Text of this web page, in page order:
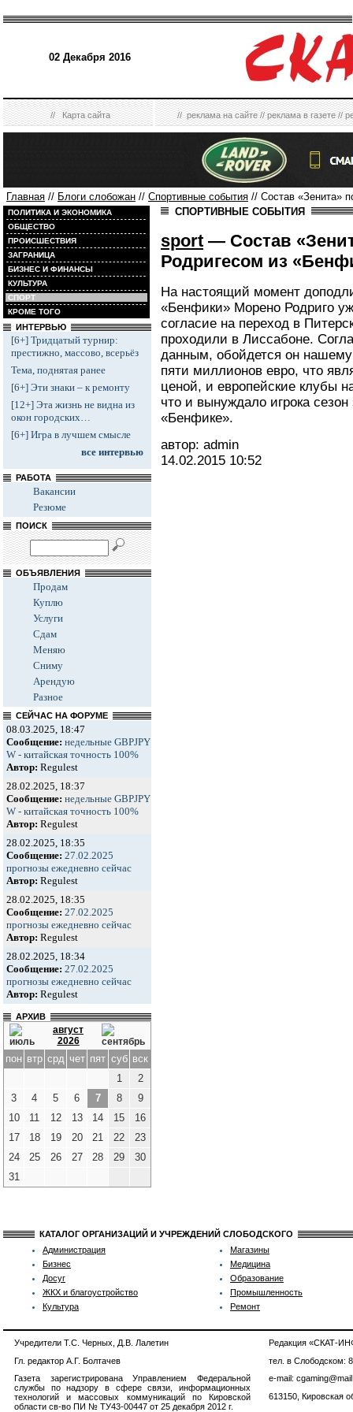
02 Декабря 2016
//Карта сайта //реклама на сайте//реклама в газете//
Главная // Блоги слобожан // Спортивные события // Состав «Зенита»
ПОЛИТИКА И ЭКОНОМИКА
ОБЩЕСТВО
ПРОИСШЕСТВИЯ
ЗАГРАНИЦА
БИЗНЕС И ФИНАНСЫ
КУЛЬТУРА
СПОРТ
КРОМЕ ТОГО
ИНТЕРВЬЮ
[6+] Тридцатый турнир:
престижно, массово, всерьёз
Тема, поднятая ранее
[6+] Эти знаки – к ремонту
[12+] Эта жизнь не видна из
окон городских…
[6+] Игра в лучшем смысле
все интервью
РАБОТА
Вакансии
Резюме
ПОИСК
ОБЪЯВЛЕНИЯ
Продам
Куплю
Услуги
Сдам
Меняю
Сниму
Арендую
Разное
СЕЙЧАС НА ФОРУМЕ
08.03.2025, 18:47
Сообщение: недельные GBPJPY
W - китайская точность 100%
Автор: Regulest
28.02.2025, 18:37
Сообщение: недельные GBPJPY
W - китайская точность 100%
Автор: Regulest
28.02.2025, 18:35
Сообщение: 27.02.2025
прогнозы ежедневно сейчас
Автор: Regulest
28.02.2025, 18:35
Сообщение: 27.02.2025
прогнозы ежедневно сейчас
Автор: Regulest
28.02.2025, 18:34
Сообщение: 27.02.2025
прогнозы ежедневно сейчас
Автор: Regulest
АРХИВ
август
2026
пон втр срд чет пят суб вск
1
2
3
4 5 6 7 8
9
10
11 12 13 14 15
16
17
18 19 20 21 22
23
24
25 26 27 28 29
30
31
СПОРТИВНЫЕ СОБЫТИЯ
sport — Состав
Родригесом из
На настоящий момент
«Бенфики» Морено Родриго
согласие на переход в
проходили в Лиссабоне.
данным, обойдется он
пяти миллионов евро, что
ценой, и европейские клубы
что и вынуждало игрока
«Бенфике».
автор: admin
14.02.2015 10:52
КАТАЛОГ ОРГАНИЗАЦИЙ И УЧРЕЖДЕНИЙ СЛОБОДСКОГО
Администрация
Бизнес
Досуг
ЖКХ и благоустройство
Культура
Магазины
Медицина
Образование
Промышленность
Ремонт
Учредители Т.С. Черных, Д.В. Лалетин
Гл. редактор А.Г. Болтачев
Газета зарегистрирована Управлением Федеральной
службы по надзору в сфере связи, информационных
технологий и массовых коммуникаций по Кировской
области св-во ПИ № ТУ43-00447 от 25 декабря 2012 г.
Редакция «СКАТ-
тел. в Слободском:
e-mail:
613150, Кировская